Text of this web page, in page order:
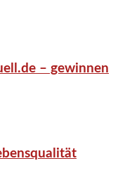
– gewinnen